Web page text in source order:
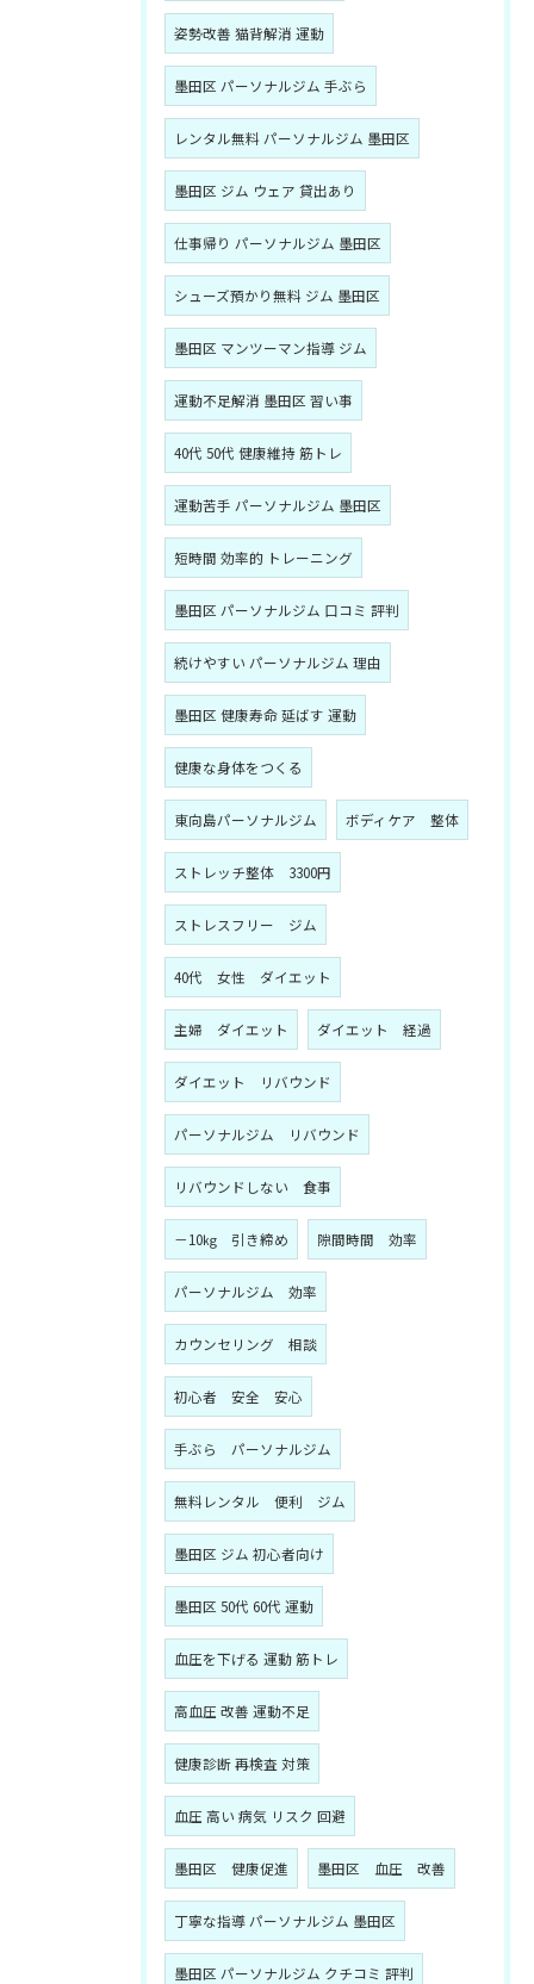
姿勢改善 猫背解消 運動
墨田区 パーソナルジム 手ぶら
レンタル無料 パーソナルジム 墨田区
墨田区 ジム ウェア 貸出あり
仕事帰り パーソナルジム 墨田区
シューズ預かり無料 ジム 墨田区
墨田区 マンツーマン指導 ジム
運動不足解消 墨田区 習い事
40代 50代 健康維持 筋トレ
運動苦手 パーソナルジム 墨田区
短時間 効率的 トレーニング
墨田区 パーソナルジム 口コミ 評判
続けやすい パーソナルジム 理由
墨田区 健康寿命 延ばす 運動
健康な身体をつくる
東向島パーソナルジム ボディケア 整体
ストレッチ整体 3300円
ストレスフリー ジム
40代 女性 ダイエット
主婦 ダイエット ダイエット 経過
ダイエット リバウンド
パーソナルジム リバウンド
リバウンドしない 食事
－10㎏ 引き締め 隙間時間 効率
パーソナルジム 効率
カウンセリング 相談
初心者 安全 安心
手ぶら パーソナルジム
無料レンタル 便利 ジム
墨田区 ジム 初心者向け
墨田区 50代 60代 運動
血圧を下げる 運動 筋トレ
高血圧 改善 運動不足
健康診断 再検査 対策
血圧 高い 病気 リスク 回避
墨田区 健康促進 墨田区 血圧 改善
丁寧な指導 パーソナルジム 墨田区
墨田区 パーソナルジム クチコミ 評判